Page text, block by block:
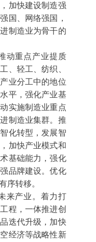
加快建设制造强
国、网络强国，
制造业为骨干的
动重点产业提质
、轻工、纺织、
业分工中的地位
平，强化产业基
实施制造业重点
制造业集群。推
化转型，发展智
加快产业模式和
基础能力，强化
品牌建设。优化
序转移。
来产业。着力打
程，一体推进创
迭代升级，加快
经济等战略性新